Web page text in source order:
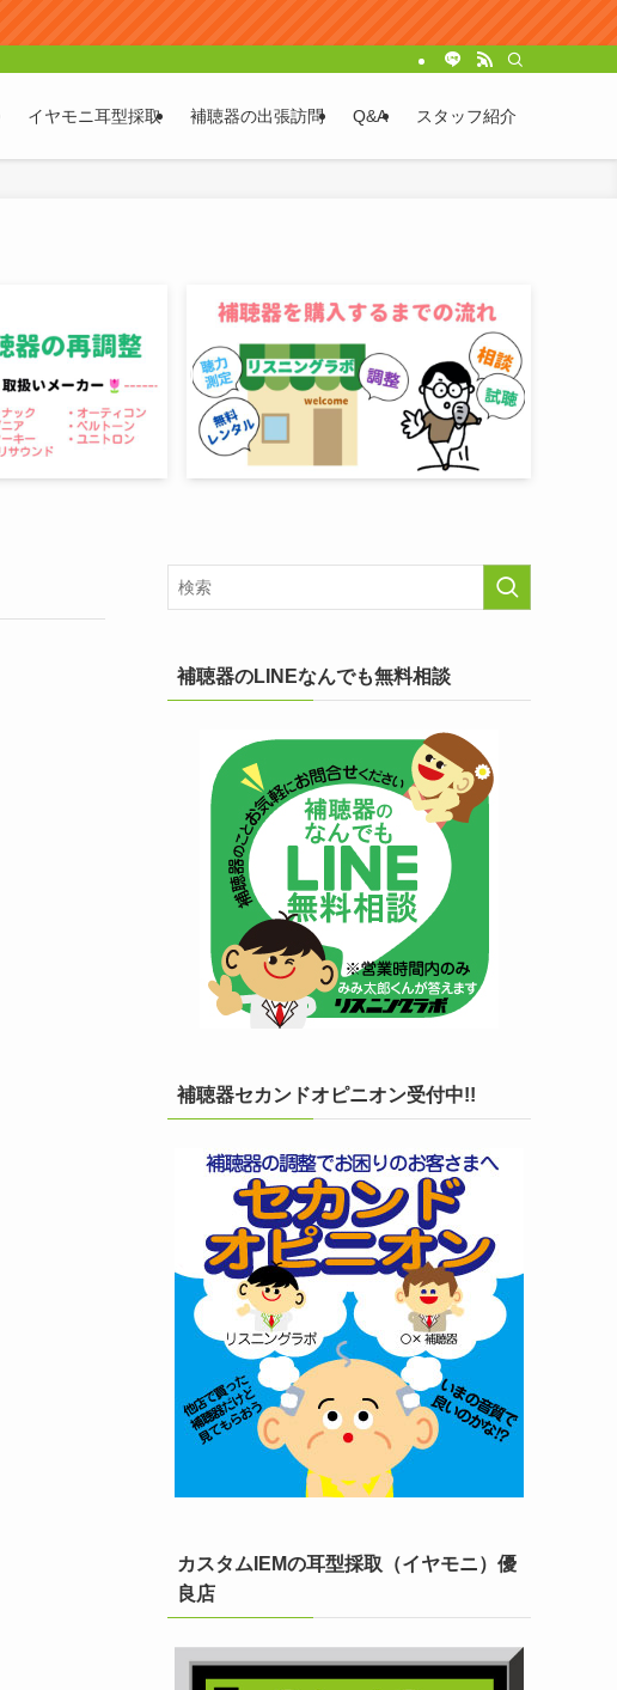
イヤモニ耳型採取 補聴器の出張訪問 Q&A スタッフ紹介
補聴器のLINEなんでも無料相談
補聴器セカンドオピニオン受付中!!
カスタムIEMの耳型採取（イヤモニ）優
良店